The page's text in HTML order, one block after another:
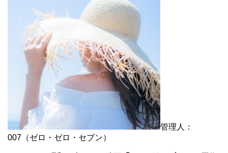
管理人：
007（ゼロ・ゼロ・セブン）